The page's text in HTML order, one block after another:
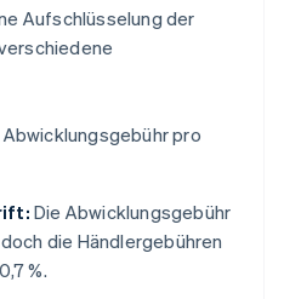
Aufschlüsselung der
pro
Die Abwicklungsgebühr
die Händlergebühren
%.